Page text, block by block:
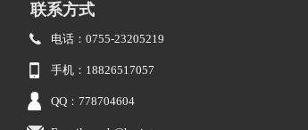
联系方式
电话：0755-23205219
手机：18826517057
QQ：778704604